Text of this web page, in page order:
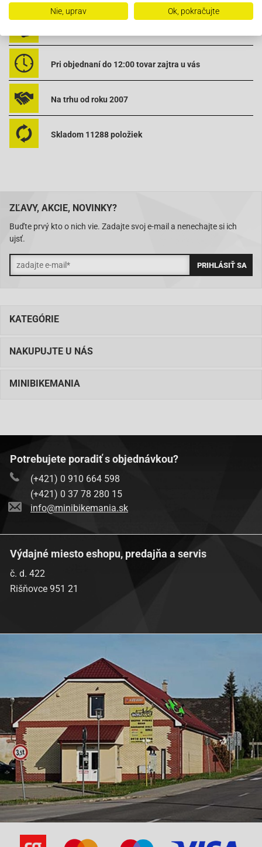
Pri objednaní do 12:00 tovar zajtra u vás
Na trhu od roku 2007
Skladom 11288 položiek
ZĽAVY, AKCIE, NOVINKY?
Buďte prvý kto o nich vie. Zadajte svoj e-mail a nenechajte si ich
ujsť.
KATEGÓRIE
NAKUPUJTE U NÁS
MINIBIKEMANIA
Potrebujete poradiť s objednávkou?
(+421) 0 910 664 598
(+421) 0 37 78 280 15
info@minibikemania.sk
Výdajné miesto eshopu, predajňa a servis
č. d. 422
Rišňovce 951 21
Nie, uprav Ok, pokračujte